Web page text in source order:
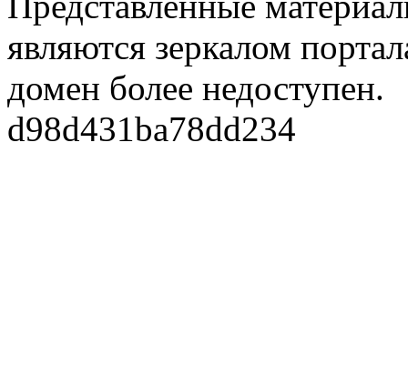
являются зеркалом
домен более недоступен.
d98d431ba78dd234